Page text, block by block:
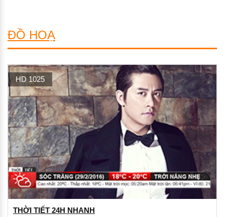
ĐỒ HOẠ
GIỚI THIỆU CHƯƠNG TRÌNH
TIẾP THEO
THỜI TIÊT
CHỨNG KHOÁN TOẠ ĐÀM
HD 1025
THỜI TIẾT 24H NHANH